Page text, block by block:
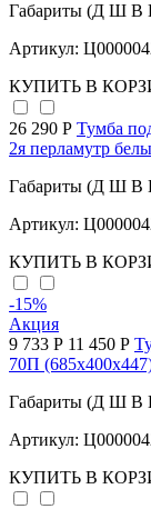
Габариты (Д Ш В
Артикул:
КУПИТЬ В
26 290 Р Тумба
2я перламутр
Габариты (Д Ш В
Артикул:
КУПИТЬ В
-15%
Акция
9 733 Р 11 450 Р
70П
Габариты (Д Ш В
Артикул:
КУПИТЬ В